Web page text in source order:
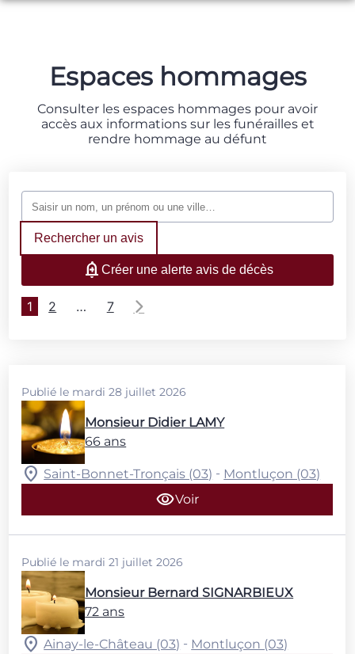
ORGANISER DES OBSÈQUES
PRÉVOIR SES OBSÈQUES
MONUMENTS FUNÉRAIRES
NOS AGENCES
SAINT-BONNET-TRONÇAIS
SAINT-AMAND-MONTROND
ESPACES HOMMAGES
ESPACE FAMILLE
Espaces hommages
Consulter les espaces hommages pour avoir
accès aux informations sur les funérailles et
rendre hommage au défunt
Rechercher un avis
Créer une alerte avis de décès
1 2 … 7
Publié le mardi 28 juillet 2026
Monsieur Didier LAMY
66 ans
Saint-Bonnet-Tronçais (03) - Montluçon (03)
Voir
Publié le mardi 21 juillet 2026
Monsieur Bernard SIGNARBIEUX
72 ans
Ainay-le-Château (03) - Montluçon (03)